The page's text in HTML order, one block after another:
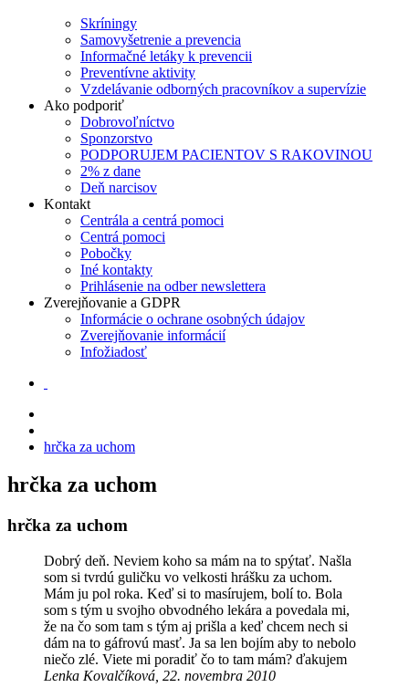
Skríningy
Samovyšetrenie a prevencia
Informačné letáky k prevencii
Preventívne aktivity
Vzdelávanie odborných pracovníkov a supervízie
Ako podporiť
Dobrovoľníctvo
Sponzorstvo
PODPORUJEM PACIENTOV S RAKOVINOU
2% z dane
Deň narcisov
Kontakt
Centrála a centrá pomoci
Centrá pomoci
Pobočky
Iné kontakty
Prihlásenie na odber newslettera
Zverejňovanie a GDPR
Informácie o ochrane osobných údajov
Zverejňovanie informácií
Infožiadosť
hrčka za uchom
hrčka za uchom
hrčka za uchom
Dobrý deň. Neviem koho sa mám na to spýtať. Našla
som si tvrdú guličku vo velkosti hrášku za uchom.
Mám ju pol roka. Keď si to masírujem, bolí to. Bola
som s tým u svojho obvodného lekára a povedala mi,
že na čo som tam s tým aj prišla a keď chcem nech si
dám na to gáfrovú masť. Ja sa len bojím aby to nebolo
niečo zlé. Viete mi poradiť čo to tam mám? ďakujem
Lenka Kovalčíková, 22. novembra 2010